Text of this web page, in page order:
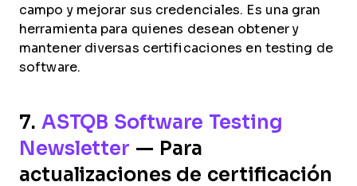
campo y mejorar sus credenciales. Es una gran
herramienta para quienes desean obtener y
mantener diversas certificaciones en testing de
software.
7. ASTQB Software Testing
Newsletter — Para
actualizaciones de certificación